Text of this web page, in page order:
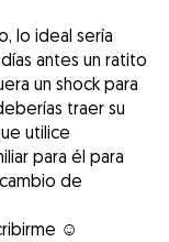
lo ideal sería
antes un ratito
un shock para
traer su
utilice
para él para
de
☺️